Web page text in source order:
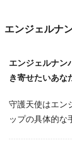
エンジェルナ
エンジェルナン
き寄せたいあな
守護天使はエン
ップの具体的な